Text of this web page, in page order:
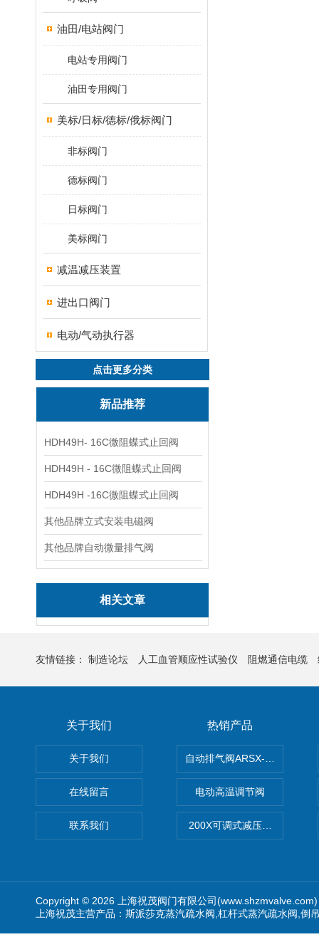
油田/电站阀门
电站专用阀门
油田专用阀门
美标/日标/德标/俄标阀门
非标阀门
德标阀门
日标阀门
美标阀门
减温减压装置
进出口阀门
电动/气动执行器
点击更多分类
新品推荐
HDH49H- 16C微阻蝶式止回阀
HDH49H - 16C微阻蝶式止回阀
HDH49H -16C微阻蝶式止回阀
其他品牌立式安装电磁阀
其他品牌自动微量排气阀
相关文章
友情链接： 制造论坛 人工血管顺应性试验仪 阻燃通信电缆
关于我们
关于我们
在线留言
联系我们
热销产品
自动排气阀ARSX-0015/
电动高温调节阀
200X可调式减压阀（减压稳
Copyright © 2026 上海祝茂阀门有限公司
上海祝茂主营产品：斯派莎克蒸汽疏水阀,杠杆式蒸汽疏水阀,倒